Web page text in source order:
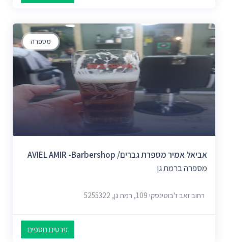
מספרה
אביאל אמיר מספרת גברים/ AVIEL AMIR -barbershop
מספרה ברמת גן
רחוב זאב ז'בוטינסקי 109, רמת גן, 5255322
פרטים נוספים